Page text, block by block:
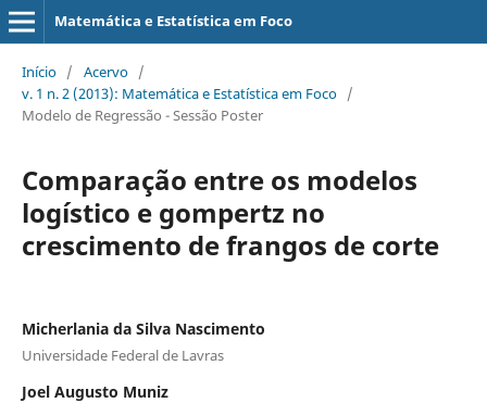
Matemática e Estatística em Foco
Início / Acervo /
v. 1 n. 2 (2013): Matemática e Estatística em Foco /
Modelo de Regressão - Sessão Poster
Comparação entre os modelos
logístico e gompertz no
crescimento de frangos de corte
Micherlania da Silva Nascimento
Universidade Federal de Lavras
Joel Augusto Muniz